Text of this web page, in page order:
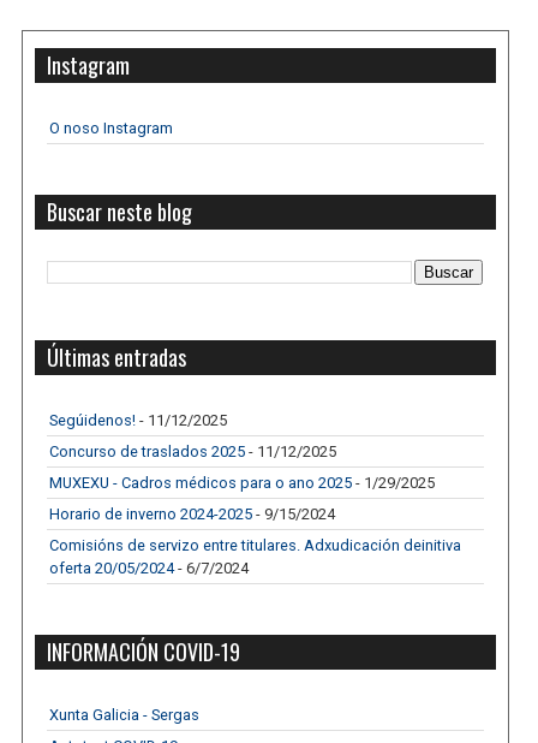
Instagram
O noso Instagram
Buscar neste blog
Últimas entradas
Segúidenos! - 11/12/2025
Concurso de traslados 2025 - 11/12/2025
MUXEXU - Cadros médicos para o ano 2025 - 1/29/2025
Horario de inverno 2024-2025 - 9/15/2024
Comisións de servizo entre titulares. Adxudicación deinitiva
oferta 20/05/2024- 6/7/2024
INFORMACIÓN COVID-19
Xunta Galicia - Sergas